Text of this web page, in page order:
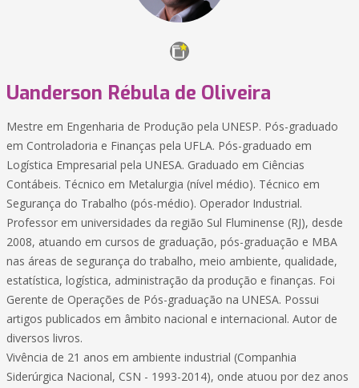
Uanderson Rébula de Oliveira
Mestre em Engenharia de Produção pela UNESP. Pós-graduado
em Controladoria e Finanças pela UFLA. Pós-graduado em
Logística Empresarial pela UNESA. Graduado em Ciências
Contábeis. Técnico em Metalurgia (nível médio). Técnico em
Segurança do Trabalho (pós-médio). Operador Industrial.
Professor em universidades da região Sul Fluminense (RJ), desde
2008, atuando em cursos de graduação, pós-graduação e MBA
nas áreas de segurança do trabalho, meio ambiente, qualidade,
estatística, logística, administração da produção e finanças. Foi
Gerente de Operações de Pós-graduação na UNESA. Possui
artigos publicados em âmbito nacional e internacional. Autor de
diversos livros.
Vivência de 21 anos em ambiente industrial (Companhia
Siderúrgica Nacional, CSN - 1993-2014), onde atuou por dez anos